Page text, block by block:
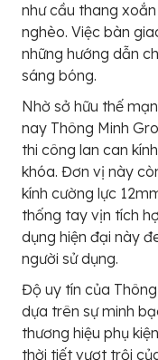
như cầu thang
nghèo. Việc bàn
những hướng dẫn
sáng bóng.
Nhờ sở hữu thế
nay Thông Minh
thi công lan can
khóa. Đơn vị này
kính cường lực
thống tay vịn tích
dụng hiện đại này
người sử dụng.
Độ uy tín của
dựa trên sự minh
thương hiệu phụ
thời tiết vượt trội